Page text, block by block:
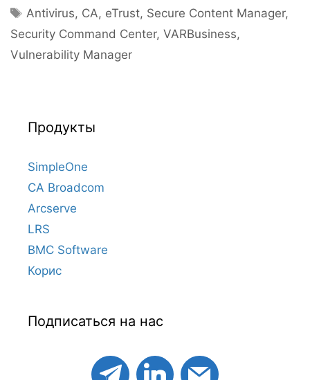
Метки
Antivirus, CA, eTrust, Secure Content Manager,
Security Command Center, VARBusiness,
Vulnerability Manager
Продукты
SimpleOne
CA Broadcom
Arcserve
LRS
BMC Software
Корис
Подписаться на нас